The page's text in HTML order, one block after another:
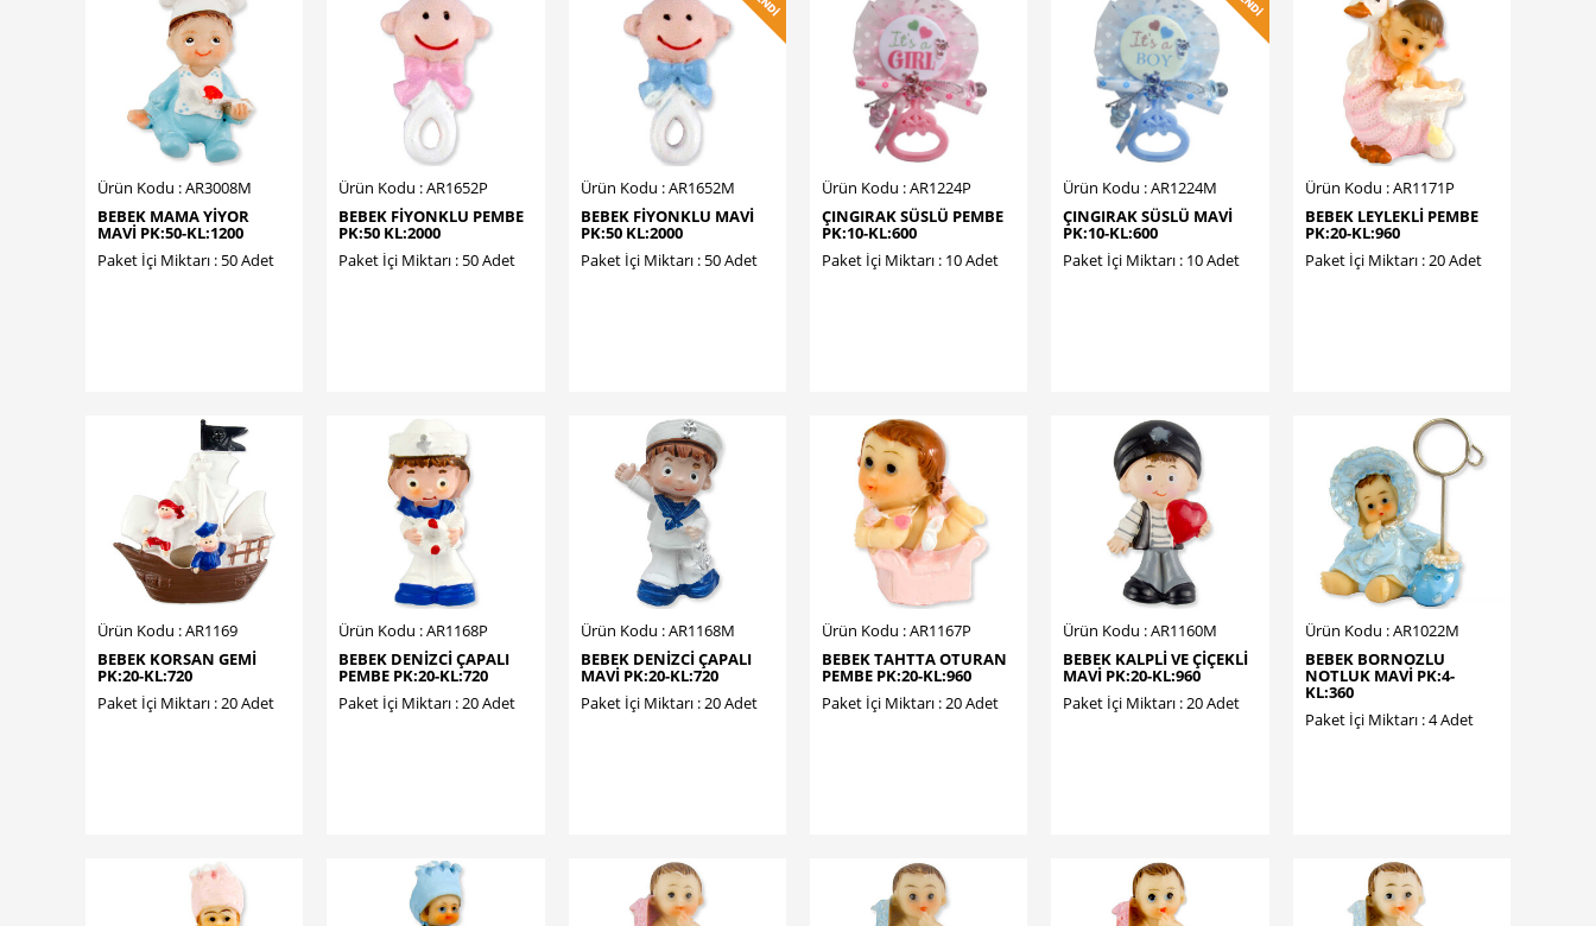
Ürün Kodu : AR3008M
BEBEK MAMA YİYOR
MAVİ PK:50-KL:1200
Paket İçi Miktarı : 50 Adet
Ürün Kodu : AR1652P
BEBEK FİYONKLU PEMBE
PK:50 KL:2000
Paket İçi Miktarı : 50 Adet
Ürün Kodu : AR1652M
BEBEK FİYONKLU MAVİ
PK:50 KL:2000
Paket İçi Miktarı : 50 Adet
Ürün Kodu : AR1224P
ÇINGIRAK SÜSLÜ PEMBE
PK:10-KL:600
Paket İçi Miktarı : 10 Adet
Ürün Kodu : AR1224M
ÇINGIRAK SÜSLÜ MAVİ
PK:10-KL:600
Paket İçi Miktarı : 10 Adet
Ürün Kodu : AR1171P
BEBEK LEYLEKLİ PEMBE
PK:20-KL:960
Paket İçi Miktarı : 20 Adet
Ürün Kodu : AR1169
BEBEK KORSAN GEMİ
PK:20-KL:720
Paket İçi Miktarı : 20 Adet
Ürün Kodu : AR1168P
BEBEK DENİZCİ ÇAPALI
PEMBE PK:20-KL:720
Paket İçi Miktarı : 20 Adet
Ürün Kodu : AR1168M
BEBEK DENİZCİ ÇAPALI
MAVİ PK:20-KL:720
Paket İçi Miktarı : 20 Adet
Ürün Kodu : AR1167P
BEBEK TAHTTA OTURAN
PEMBE PK:20-KL:960
Paket İçi Miktarı : 20 Adet
Ürün Kodu : AR1160M
BEBEK KALPLİ VE ÇİÇEKLİ
MAVİ PK:20-KL:960
Paket İçi Miktarı : 20 Adet
Ürün Kodu : AR1022M
BEBEK BORNOZLU
NOTLUK MAVİ PK:4-
KL:360
Paket İçi Miktarı : 4 Adet